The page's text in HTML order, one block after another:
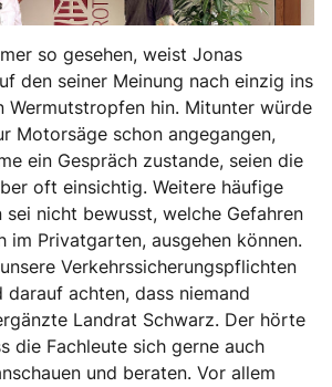
so gesehen, weist Jonas
den seiner Meinung nach einzig ins
Wermutstropfen hin. Mitunter würde
Motorsäge schon angegangen,
ein Gespräch zustande, seien die
oft einsichtig. Weitere häufige
sei nicht bewusst, welche Gefahren
im Privatgarten, ausgehen können.
Verkehrssicherungspflichten
darauf achten, dass niemand
Landrat Schwarz. Der hörte
die Fachleute sich gerne auch
und beraten. Vor allem